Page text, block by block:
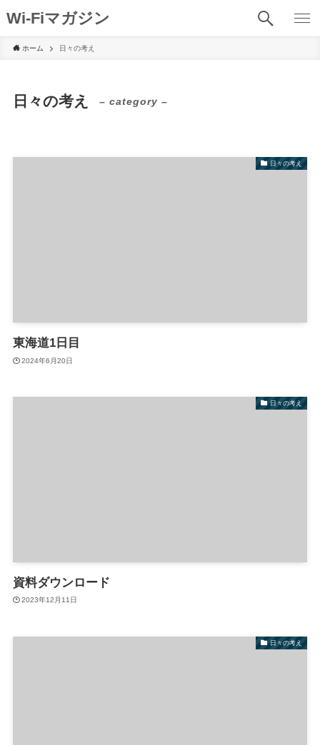
Wi-Fiマガジン
ホーム 日々の考え
日々の考え – category –
日々の考え
東海道1日目
2024年6月20日
日々の考え
資料ダウンロード
2023年12月11日
日々の考え